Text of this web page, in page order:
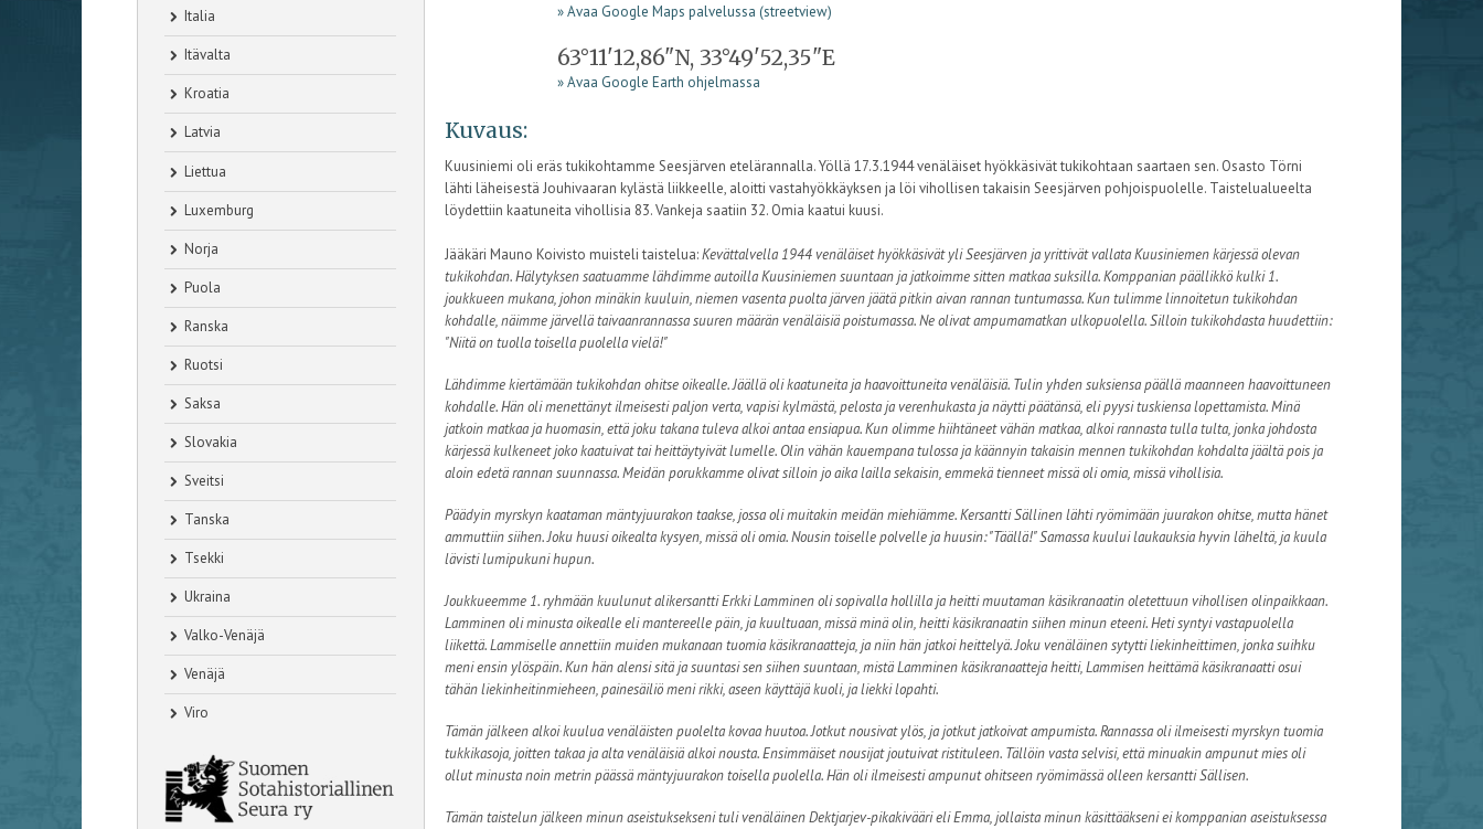
Italia
Itävalta
Kroatia
Latvia
Liettua
Luxemburg
Norja
Puola
Ranska
Ruotsi
Saksa
Slovakia
Sveitsi
Tanska
Tsekki
Ukraina
Valko-Venäjä
Venäjä
Viro
» Avaa Google Maps palvelussa (streetview)
63°11'12,86"N, 33°49'52,35"E
» Avaa Google Earth ohjelmassa
Kuvaus:
Kuusiniemi oli eräs tukikohtamme Seesjärven etelärannalla. Yöllä 17.3.1944 venäläiset hyökkäsivät tukikohtaan saartaen sen. Osasto Törni
lähti läheisestä Jouhivaaran kylästä liikkeelle, aloitti vastahyökkäyksen ja löi vihollisen takaisin Seesjärven pohjoispuolelle. Taistelualueelta
löydettiin kaatuneita vihollisia 83. Vankeja saatiin 32. Omia kaatui kuusi.
Jääkäri Mauno Koivisto muisteli taistelua:Kevättalvella 1944 venäläiset hyökkäsivät yli Seesjärven ja yrittivät vallata Kuusiniemen kärjessä olevan
tukikohdan. Hälytyksen saatuamme lähdimme autoilla Kuusiniemen suuntaan ja jatkoimme sitten matkaa suksilla. Komppanian päällikkö kulki 1.
joukkueen mukana, johon minäkin kuuluin, niemen vasenta puolta järven jäätä pitkin aivan rannan tuntumassa. Kun tulimme linnoitetun tukikohdan
kohdalle, näimme järvellä taivaanrannassa suuren määrän venäläisiä poistumassa. Ne olivat ampumamatkan ulkopuolella. Silloin tukikohdasta huudettiin:
"Niitä on tuolla toisella puolella vielä!"
Lähdimme kiertämään tukikohdan ohitse oikealle. Jäällä oli kaatuneita ja haavoittuneita venäläisiä. Tulin yhden suksiensa päällä maanneen haavoittuneen
kohdalle. Hän oli menettänyt ilmeisesti paljon verta, vapisi kylmästä, pelosta ja verenhukasta ja näytti päätänsä, eli pyysi tuskiensa lopettamista. Minä
jatkoin matkaa ja huomasin, että joku takana tuleva alkoi antaa ensiapua. Kun olimme hiihtäneet vähän matkaa, alkoi rannasta tulla tulta, jonka johdosta
kärjessä kulkeneet joko kaatuivat tai heittäytyivät lumelle. Olin vähän kauempana tulossa ja käännyin takaisin mennen tukikohdan kohdalta jäältä pois ja
aloin edetä rannan suunnassa. Meidän porukkamme olivat silloin jo aika lailla sekaisin, emmekä tienneet missä oli omia, missä vihollisia.
Päädyin myrskyn kaataman mäntyjuurakon taakse, jossa oli muitakin meidän miehiämme. Kersantti Sällinen lähti ryömimään juurakon ohitse, mutta hänet
ammuttiin siihen. Joku huusi oikealta kysyen, missä oli omia. Nousin toiselle polvelle ja huusin: "Täällä!" Samassa kuului laukauksia hyvin läheltä, ja kuula
lävisti lumipukuni hupun.
Joukkueemme 1. ryhmään kuulunut alikersantti Erkki Lamminen oli sopivalla hollilla ja heitti muutaman käsikranaatin oletettuun vihollisen olinpaikkaan.
Lamminen oli minusta oikealle eli mantereelle päin, ja kuultuaan, missä minä olin, heitti käsikranaatin siihen minun eteeni. Heti syntyi vastapuolella
liikettä. Lammiselle annettiin muiden mukanaan tuomia käsikranaatteja, ja niin hän jatkoi heittelyä. Joku venäläinen sytytti liekinheittimen, jonka suihku
meni ensin ylöspäin. Kun hän alensi sitä ja suuntasi sen siihen suuntaan, mistä Lamminen käsikranaatteja heitti, Lammisen heittämä käsikranaatti osui
tähän liekinheitinmieheen, painesäiliö meni rikki, aseen käyttäjä kuoli, ja liekki lopahti.
Tämän jälkeen alkoi kuulua venäläisten puolelta kovaa huutoa. Jotkut nousivat ylös, ja jotkut jatkoivat ampumista. Rannassa oli ilmeisesti myrskyn tuomia
tukkikasoja, joitten takaa ja alta venäläisiä alkoi nousta. Ensimmäiset nousijat joutuivat ristituleen. Tällöin vasta selvisi, että minuakin ampunut mies oli
ollut minusta noin metrin päässä mäntyjuurakon toisella puolella. Hän oli ilmeisesti ampunut ohitseen ryömimässä olleen kersantti Sällisen.
Tämän taistelun jälkeen minun aseistuksekseni tuli venäläinen Dektjarjev-pikakivääri eli Emma, jollaista minun käsittääkseni ei komppanian aseistuksessa